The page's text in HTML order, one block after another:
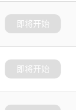
即将开始
即将开始